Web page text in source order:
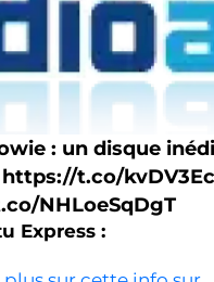
: un disque
t.co/
NHLoeSqDgT
Express :